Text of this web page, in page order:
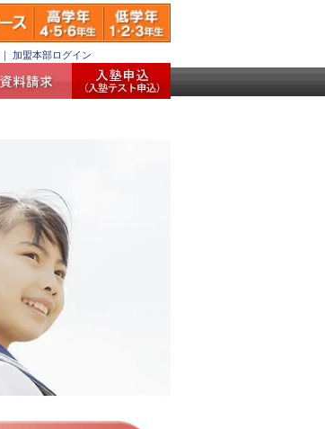
｜ 加盟本部ログイン